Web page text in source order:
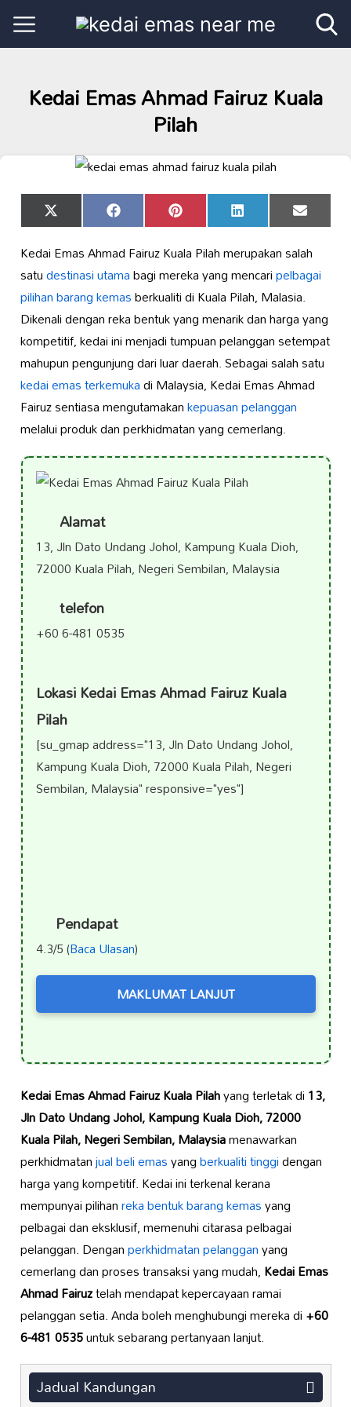
Kedai Emas Ahmad Fairuz Kuala
Pilah
Share
on
X
(Twitter)
Share
on
Facebook Share
on
Pinterest Share
on
LinkedIn Share
on
Email
Kedai Emas Ahmad Fairuz Kuala Pilah merupakan salah
satudestinasi utamabagi mereka yang mencaripelbagai
pilihan barang kemasberkualiti di Kuala Pilah, Malasia.
Dikenali dengan reka bentuk yang menarik dan harga yang
kompetitif, kedai ini menjadi tumpuan pelanggan setempat
mahupun pengunjung dari luar daerah. Sebagai salah satu
kedai emas terkemukadi Malaysia, Kedai Emas Ahmad
Fairuz sentiasa mengutamakankepuasan pelanggan
melalui produk dan perkhidmatan yang cemerlang.
Alamat
13, Jln Dato Undang Johol, Kampung Kuala Dioh,
72000 Kuala Pilah, Negeri Sembilan, Malaysia
telefon
+60 6-481 0535
Lokasi Kedai Emas Ahmad Fairuz Kuala
Pilah
[su_gmap address="13, Jln Dato Undang Johol,
Kampung Kuala Dioh, 72000 Kuala Pilah, Negeri
Sembilan, Malaysia" responsive="yes"]
Pendapat
4.3/5 (Baca Ulasan)
MAKLUMAT LANJUT
Kedai Emas Ahmad Fairuz Kuala Pilahyang terletak di13,
Jln Dato Undang Johol, Kampung Kuala Dioh, 72000
Kuala Pilah, Negeri Sembilan, Malaysiamenawarkan
perkhidmatanjual beli emasyangberkualiti tinggidengan
harga yang kompetitif. Kedai ini terkenal kerana
mempunyai pilihanreka bentuk barang kemasyang
pelbagai dan eksklusif, memenuhi citarasa pelbagai
pelanggan. Denganperkhidmatan pelangganyang
cemerlang dan proses transaksi yang mudah,Kedai Emas
Ahmad Fairuztelah mendapat kepercayaan ramai
pelanggan setia. Anda boleh menghubungi mereka di+60
6-481 0535untuk sebarang pertanyaan lanjut.
Jadual Kandungan